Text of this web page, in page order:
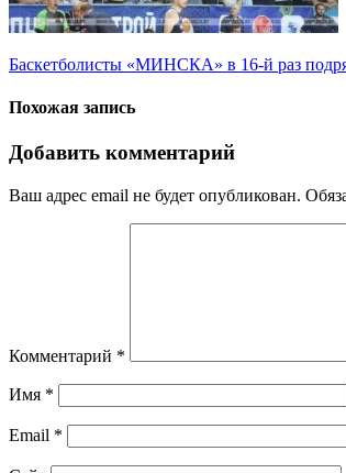
Навигация
по
Баскетболисты «МИНСКА» в 16-й раз
Похожая запись
Добавить комментарий
Ваш адрес email не будет опубликован.
Комментарий *
Имя *
Email *